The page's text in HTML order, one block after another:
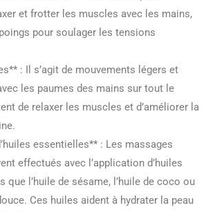
et frotter les muscles avec les mains,
pour soulager les tensions
: Il s’agit de mouvements légers et
les paumes des mains sur tout le
de relaxer les muscles et d’améliorer la
essentielles** : Les massages
effectués avec l’application d’huiles
que l’huile de sésame, l’huile de coco ou
Ces huiles aident à hydrater la peau